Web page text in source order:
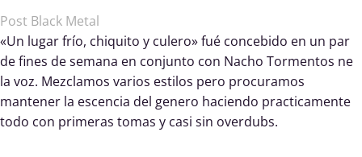
Post Black Metal
«Un lugar frío, chiquito y culero» fué concebido en un par
de fines de semana en conjunto con Nacho Tormentos ne
la voz. Mezclamos varios estilos pero procuramos
mantener la escencia del genero haciendo practicamente
todo con primeras tomas y casi sin overdubs.